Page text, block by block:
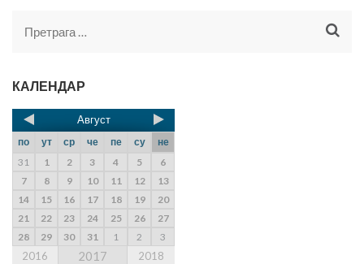
КАЛЕНДАР
Август
по ут ср че пе су
не
31
1 2 3 4 5
6
7
8 9 10 11 12
13
14
15 16 17 18 19
20
21
22 23 24 25 26
27
28
29 30 31 1 2 3
2016 2017 2018